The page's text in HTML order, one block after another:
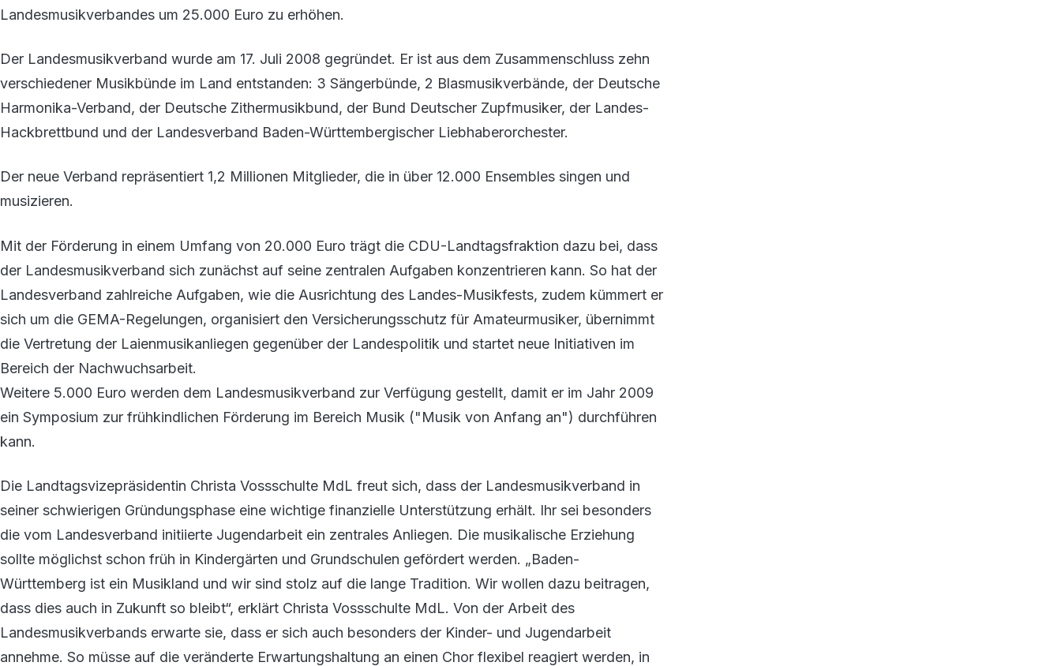
Landesmusikverbandes um 25.000 Euro zu erhöhen.
Der Landesmusikverband wurde am 17. Juli 2008 gegründet. Er ist aus dem Zusammenschluss zehn
verschiedener Musikbünde im Land entstanden: 3 Sängerbünde, 2 Blasmusikverbände, der Deutsche
Harmonika-Verband, der Deutsche Zithermusikbund, der Bund Deutscher Zupfmusiker, der Landes-
Hackbrettbund und der Landesverband Baden-Württembergischer Liebhaberorchester.
Der neue Verband repräsentiert 1,2 Millionen Mitglieder, die in über 12.000 Ensembles singen und
musizieren.
Mit der Förderung in einem Umfang von 20.000 Euro trägt die CDU-Landtagsfraktion dazu bei, dass
der Landesmusikverband sich zunächst auf seine zentralen Aufgaben konzentrieren kann. So hat der
Landesverband zahlreiche Aufgaben, wie die Ausrichtung des Landes-Musikfests, zudem kümmert er
sich um die GEMA-Regelungen, organisiert den Versicherungsschutz für Amateurmusiker, übernimmt
die Vertretung der Laienmusikanliegen gegenüber der Landespolitik und startet neue Initiativen im
Bereich der Nachwuchsarbeit.
Weitere 5.000 Euro werden dem Landesmusikverband zur Verfügung gestellt, damit er im Jahr 2009
ein Symposium zur frühkindlichen Förderung im Bereich Musik ("Musik von Anfang an") durchführen
kann.
Die Landtagsvizepräsidentin Christa Vossschulte MdL freut sich, dass der Landesmusikverband in
seiner schwierigen Gründungsphase eine wichtige finanzielle Unterstützung erhält. Ihr sei besonders
die vom Landesverband initiierte Jugendarbeit ein zentrales Anliegen. Die musikalische Erziehung
sollte möglichst schon früh in Kindergärten und Grundschulen gefördert werden. „Baden-
Württemberg ist ein Musikland und wir sind stolz auf die lange Tradition. Wir wollen dazu beitragen,
dass dies auch in Zukunft so bleibt“, erklärt Christa Vossschulte MdL. Von der Arbeit des
Landesmusikverbands erwarte sie, dass er sich auch besonders der Kinder- und Jugendarbeit
annehme. So müsse auf die veränderte Erwartungshaltung an einen Chor flexibel reagiert werden, in